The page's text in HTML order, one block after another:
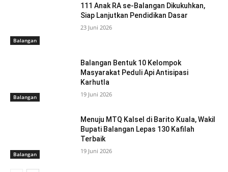
Balangan
111 Anak RA se-Balangan Dikukuhkan,
Siap Lanjutkan Pendidikan Dasar
23 Juni 2026
Balangan
Balangan Bentuk 10 Kelompok
Masyarakat Peduli Api Antisipasi
Karhutla
19 Juni 2026
Balangan
Menuju MTQ Kalsel di Barito Kuala, Wakil
Bupati Balangan Lepas 130 Kafilah
Terbaik
19 Juni 2026